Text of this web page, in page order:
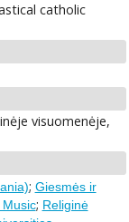
catholic
visuomenėje,
; Giesmės ir
; Religinė